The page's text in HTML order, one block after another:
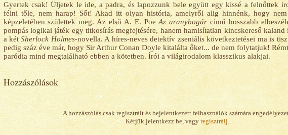
Gyertek csak! Üljetek le ide, a padra, és lapozzunk bele együtt egy kissé a felnőttek
félni tőle, nem harap! Sőt! Akad itt olyan história, amelyről alig hinnénk, hogy
képzeletében születtek meg. Az első A. E. PoeAz aranybogár című hosszabb
pompás logikai játék egy titkosírás megfejtésére, hanem hamisítatlan kincskereső
a kétSherlock Holmes-novella. A híres-neves detektív zseniális következtetései ma is
pedig száz éve már, hogy Sir Arthur Conan Doyle kitalálta őket... de nem folytatjuk!
paródia mind megtalálható ebben a kötetben. Írói a világirodalom klasszikus alakjai.
Hozzászólások
A hozzászólás csak regisztrált és bejelentkezett felhasználók számára
Kérjük jelentkezz be, vagy regisztrálj.